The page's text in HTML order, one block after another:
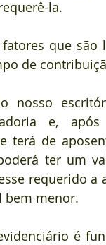
la.
que
de
e,
terá de
ter um
requerido
bem menor.
é